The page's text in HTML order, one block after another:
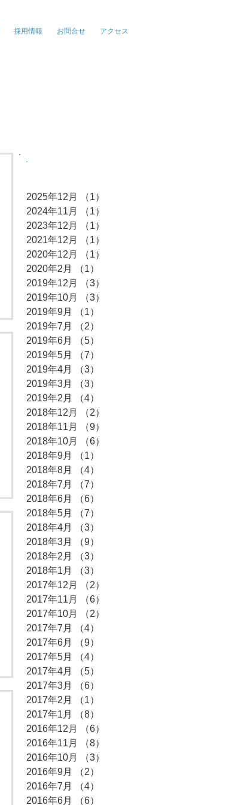
採用情報 お問合せ アクセス
2025年12月 （1）
2024年11月
（1）
2023年12月
（1）
2021年12月
（1）
2020年12月
（1）
2020年2月
（1）
2019年12月
（3）
2019年10月
（3）
2019年9月
（1）
2019年7月
（2）
2019年6月
（5）
2019年5月
（7）
2019年4月
（3）
2019年3月
（3）
2019年2月
（4）
2018年12月
（2）
2018年11月
（9）
2018年10月
（6）
2018年9月
（1）
2018年8月
（4）
2018年7月
（7）
2018年6月
（6）
2018年5月
（7）
2018年4月
（3）
2018年3月
（9）
2018年2月
（3）
2018年1月
（3）
2017年12月
（2）
2017年11月
（6）
2017年10月
（2）
2017年7月
（4）
2017年6月
（9）
2017年5月
（4）
2017年4月
（5）
2017年3月
（6）
2017年2月
（1）
2017年1月
（8）
2016年12月
（6）
2016年11月
（8）
2016年10月
（3）
2016年9月
（2）
2016年7月
（4）
2016年6月
（6）